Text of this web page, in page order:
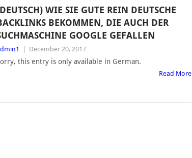
WIE SIE GUTE REIN DEUTSCHE
BEKOMMEN, DIE AUCH DER
GOOGLE GEFALLEN
December 20, 2017
this entry is only available in German.
Read More